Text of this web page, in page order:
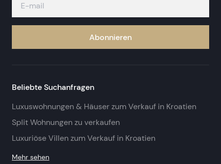
Abonnieren
Beliebte Suchanfragen
Luxuswohnungen & Häuser zum Verkauf in Kroatien
Split Wohnungen zu verkaufen
Luxuriöse Villen zum Verkauf in Kroatien
Mehr sehen